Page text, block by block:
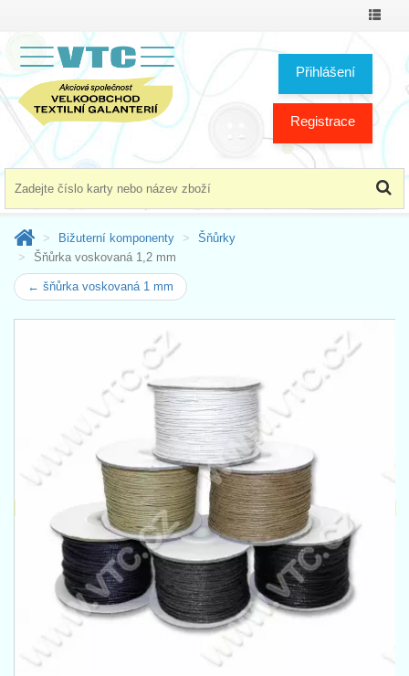
Přihlášení
Registrace
Bižuterní komponenty
Šňůrky
Šňůrka voskovaná 1,2 mm
← šňůrka voskovaná 1 mm